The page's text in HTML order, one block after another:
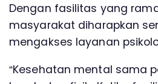
Dengan fasilitas yang
masyarakat diharapkan
mengakses layanan
“Kesehatan mental sama